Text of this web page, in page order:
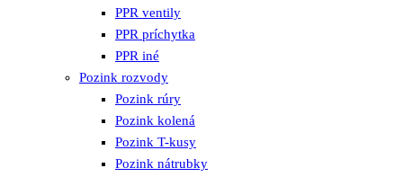
PPR ventily
PPR príchytka
PPR iné
Pozink rozvody
Pozink rúry
Pozink kolená
Pozink T-kusy
Pozink nátrubky